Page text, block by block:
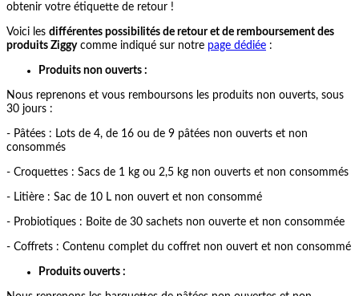
obtenir votre étiquette de retour !
Voici les différentes possibilités de retour et de remboursement des
produits Ziggycomme indiqué sur notre page dédiée :
Produits non ouverts :
Nous reprenons et vous remboursons les produits non ouverts, sous
30 jours :
- Pâtées : Lots de 4, de 16 ou de 9 pâtées non ouverts et non
consommés
- Croquettes : Sacs de 1 kg ou 2,5 kg non ouverts et non consommés
- Litière : Sac de 10 L non ouvert et non consommé
- Probiotiques : Boite de 30 sachets non ouverte et non consommée
- Coffrets : Contenu complet du coffret non ouvert et non consommé
Produits ouverts :